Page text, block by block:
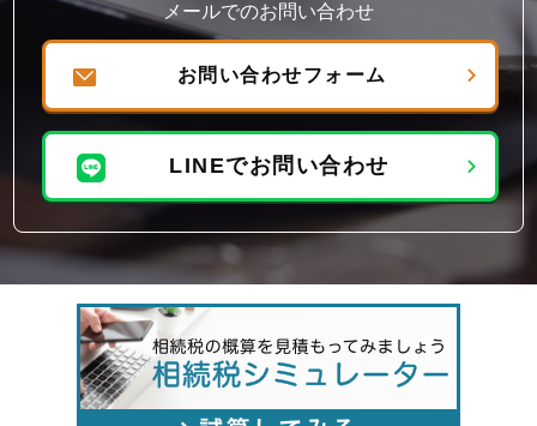
メールでのお問い合わせ
お問い合わせフォーム
LINEでお問い合わせ